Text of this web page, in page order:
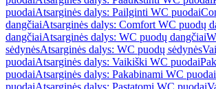
puodaiAtsarginės dalys: Pailginti WC puodai
dangčiaiAtsarginės dalys: Comfort WC puodų
dangčiaiAtsarginės dalys: WC puodų dangčiai
sėdynėsAtsarginės dalys: WC puodų sėdynės
puodaiAtsarginės dalys: Vaikiški WC puodai
puodaiAtsarginės dalys: Pakabinami WC puodai
puodaiAtsarginės dalys: Pastatomi WC puodai